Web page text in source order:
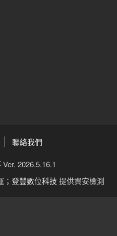
聯絡我們
2026.5.16.1
登豐數位科技 提供資安檢測